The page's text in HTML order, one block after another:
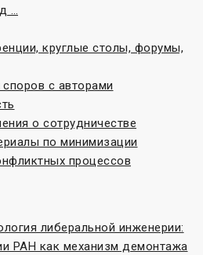
…
круглые столы, форумы,
с авторами
о сотрудничестве
по минимизации
процессов
либеральной инженерии:
РАН как механизм демонтажа